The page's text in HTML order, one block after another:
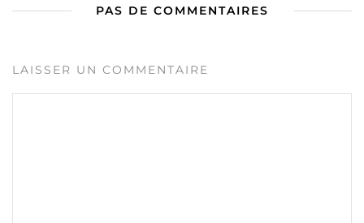
PAS DE COMMENTAIRES
LAISSER UN COMMENTAIRE